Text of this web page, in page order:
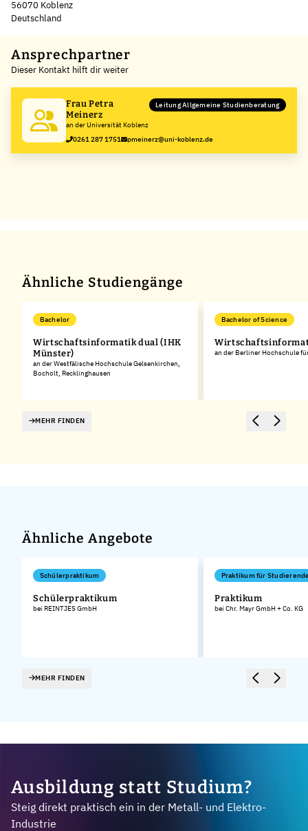
56070 Koblenz
Deutschland
+
−
Ansprechpartner
Dieser Kontakt hilft dir weiter
Frau Petra
Meinerz
an der Universität Koblenz
Leitung Allgemeine Studienberatung
0261 287 1751 pmeinerz@uni-koblenz.de
Ähnliche Studiengänge
Bachelor
Wirtschaftsinformatik dual (IHK
Münster)
an der Westfälische Hochschule Gelsenkirchen,
Bocholt, Recklinghausen
Bachelor of Science
an der Berliner Hochschule
MEHR FINDEN
Ähnliche Angebote
Schülerpraktikum
Schülerpraktikum
bei REINTJES GmbH
Praktikum für
Praktikum
bei Chr. Mayr GmbH + Co. KG
MEHR FINDEN
Ausbildung statt Studium?
Steig direkt praktisch ein in der Metall- und Elektro-
Industrie